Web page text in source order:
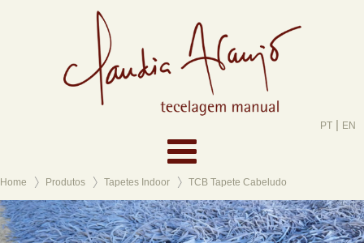
PT | EN
Home Produtos Tapetes Indoor TCB Tapete Cabeludo